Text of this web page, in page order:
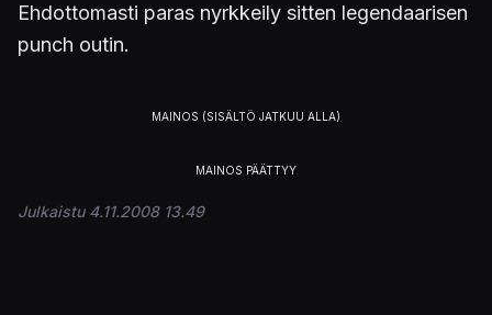
Ehdottomasti paras nyrkkeily sitten legendaarisen
punch outin.
Julkaistu 4.11.2008 13.49